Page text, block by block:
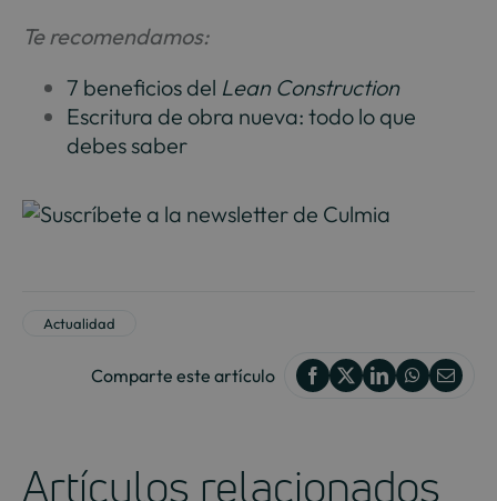
Te recomendamos:
7 beneficios del Lean Construction
Escritura de obra nueva: todo lo que
debes saber
Actualidad
Comparte este artículo
Artículos relacionados